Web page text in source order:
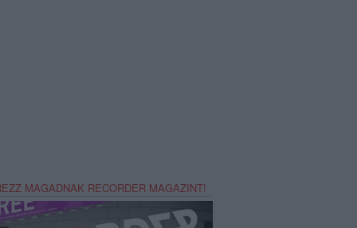
MAGADNAK RECORDER MAGAZINT!